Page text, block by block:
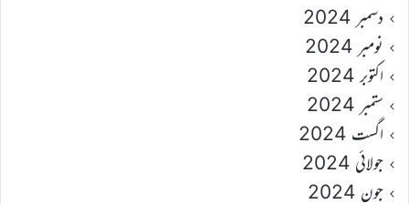
دسمبر 2024
نومبر 2024
اکتوبر 2024
ستمبر 2024
اگست 2024
جولائی 2024
جون 2024